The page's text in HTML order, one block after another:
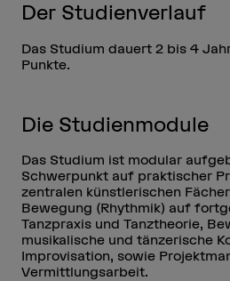
Der Studienverlauf
Das Studium dauert 2 bis 4
Punkte.
Die Studienmodule
Das Studium ist modular
Schwerpunkt auf praktischer
zentralen künstlerischen
Bewegung (Rhythmik) auf
Tanzpraxis und Tanztheorie,
musikalische und tänzerische
Improvisation, sowie
Vermittlungsarbeit.